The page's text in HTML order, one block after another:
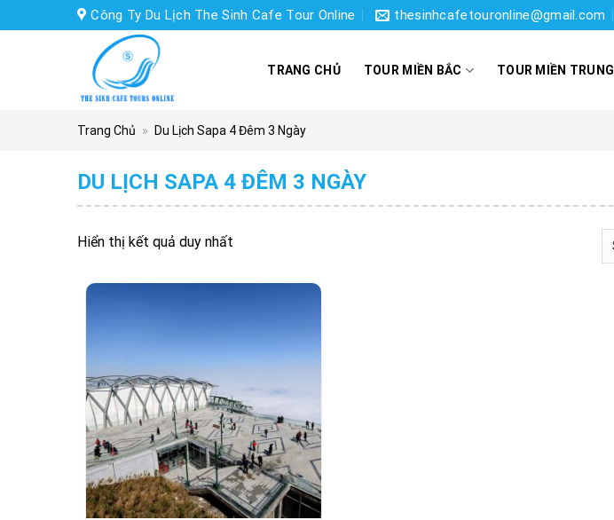
to
Công Ty Du Lịch The Sinh Cafe Tour Online thesinhcafetouronline@gmail.com
TRANG CHỦ TOUR MIỀN BẮC TOUR MIỀN TRUNG
Trang Chủ » Du Lịch Sapa 4 Đêm 3 Ngày
DU LỊCH SAPA 4 ĐÊM 3 NGÀY
Hiển thị kết quả duy nhất